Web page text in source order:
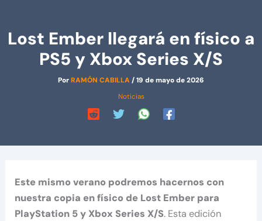
Lost Ember llegará en físico a
PS5 y Xbox Series X/S
PorRAMÓN CABILLA/19 de mayo de 2026
Noticias
Este mismo verano podremos hacernos con
nuestra copia en físico de Lost Ember para
PlayStation 5 y Xbox Series X/S. Esta edición